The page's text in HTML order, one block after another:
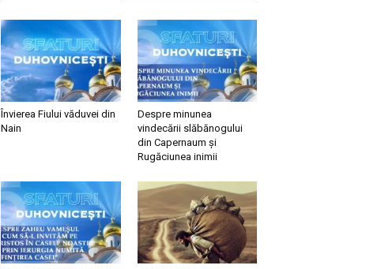
Învierea Fiului văduvei din
Nain
Despre minunea
vindecării slăbănogului
din Capernaum și
Rugăciunea inimii